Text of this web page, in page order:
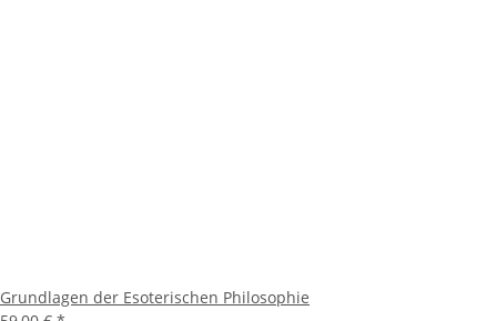
Grundlagen der Esoterischen Philosophie